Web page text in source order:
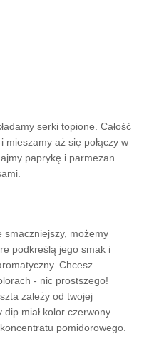
serki topione. Całość
mieszamy aż się połączy w
paprykę i parmezan.
smaczniejszy, możemy
podkreślą jego smak i
Chcesz
- nic prostszego!
zależy od twojej
miał kolor czerwony
pomidorowego.